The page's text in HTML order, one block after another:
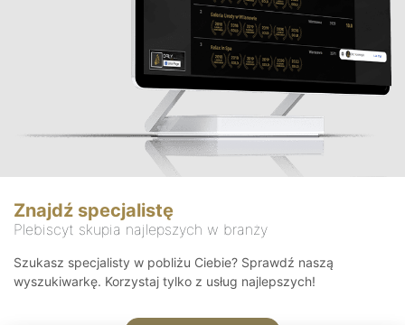
Znajdź specjalistę
Plebiscyt skupia najlepszych w branży
Szukasz specjalisty w pobliżu Ciebie? Sprawdź naszą
wyszukiwarkę. Korzystaj tylko z usług najlepszych!